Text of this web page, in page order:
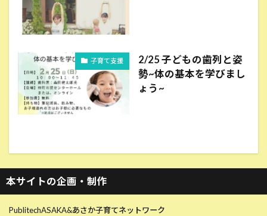
子育て支援
2/25 子どもの歯列と姿
勢~体の基本を学びまし
ょう~
本サイトの企画・制作
PublitechASAKA&あさか子育てネットワーク